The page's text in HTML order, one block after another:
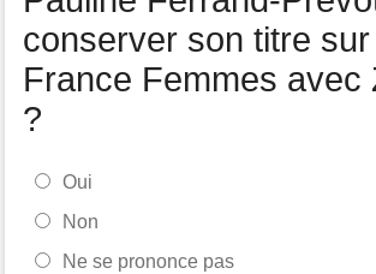
conserver son titre sur
France Femmes avec
?
Oui
Non
Ne se prononce pas